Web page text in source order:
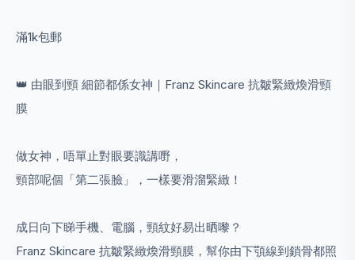
滿1k包郵
👑 由眼到頸 細節都係女神｜Franz Skincare 抗皺緊緻煥滑頸
膜
做女神，唔單止對眼要識講嘢，
頸部呢個「第二張臉」，一樣要滑溜緊緻！
成日向下睇手機、電腦，頸紋好易出晒嚟？
Franz Skincare 抗皺緊緻煥滑頸膜，幫你由下顎線到鎖骨都照